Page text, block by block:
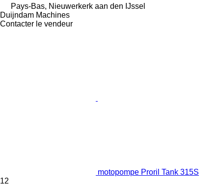
Pays-Bas, Nieuwerkerk aan den IJssel
Duijndam Machines
Contacter le vendeur
motopompe Proril Tank 315S
12